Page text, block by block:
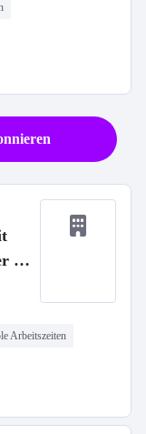
–
–
Arbeitszeiten